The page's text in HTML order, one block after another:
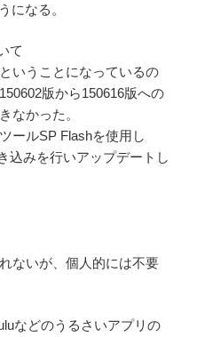
になる。
て
いうことになっているの
版から150616版への
なかった。
ールSP Flashを使用し
込みを行いアップデートし
ないが、個人的には不要
などのうるさいアプリの